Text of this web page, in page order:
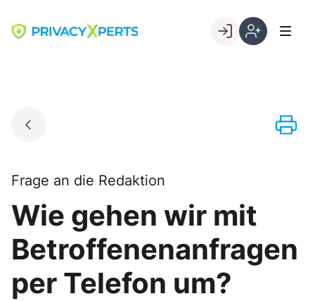
content
Go to landing page.
Frage an die Redaktion
Wie gehen wir mit
Betroffenen­anfragen
per Telefon um?